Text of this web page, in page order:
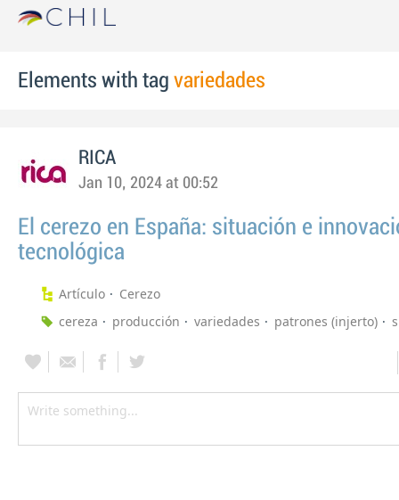
Elements with tag variedades
RICA
Jan 10, 2024 at 00:52
El cerezo en España: situación e
tecnológica
Artículo
Cerezo
cereza
producción variedades patrones (injerto)